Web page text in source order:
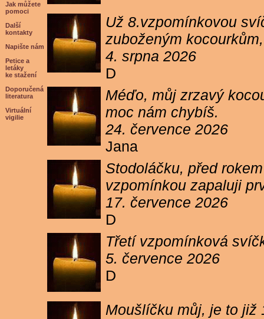
Jak můžete
pomoci
Další
kontakty
Napište nám
Petice a
letáky
ke stažení
Doporučená
literatura
Virtuální
vigilie
Už 8.vzpomínkovou
zuboženým
4. srpna 2026
D
Méďo, můj zrzavý
moc nám chybíš.
24. července 2026
Jana
Stodoláčku, před
vzpomínkou zapaluji
17. července 2026
D
Třetí vzpomínková
5. července 2026
D
Moušlíčku můj, je to již